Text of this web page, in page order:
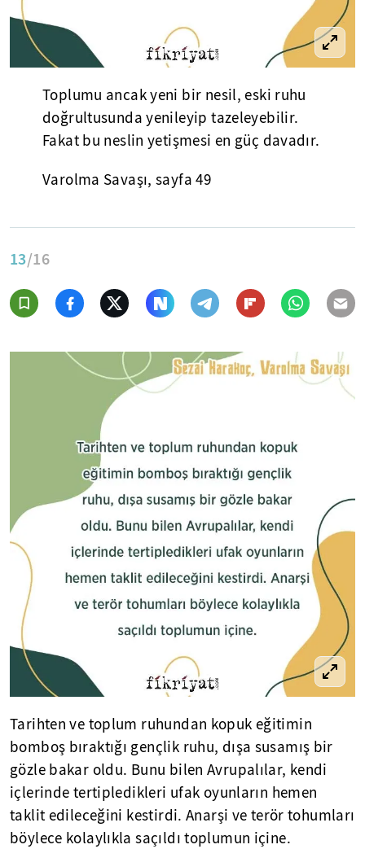
Toplumu ancak yeni bir nesil, eski ruhu
doğrultusunda yenileyip tazeleyebilir.
Fakat bu neslin yetişmesi en güç davadır.
Varolma Savaşı, sayfa 49
13/16
Tarihten ve toplum ruhundan kopuk eğitimin
bomboş bıraktığı gençlik ruhu, dışa susamış bir
gözle bakar oldu. Bunu bilen Avrupalılar, kendi
içlerinde tertipledikleri ufak oyunların hemen
taklit edileceğini kestirdi. Anarşi ve terör tohumları
böylece kolaylıkla saçıldı toplumun içine.